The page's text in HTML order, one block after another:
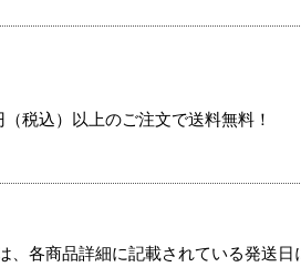
税込）以上のご注文で送料無料！
各商品詳細に記載されている発送日